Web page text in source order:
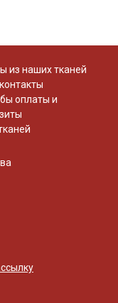
из наших тканей
оплаты и